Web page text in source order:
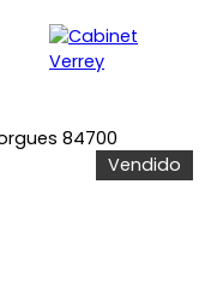
Vendido